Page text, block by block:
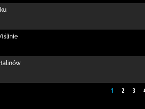
1 2 3